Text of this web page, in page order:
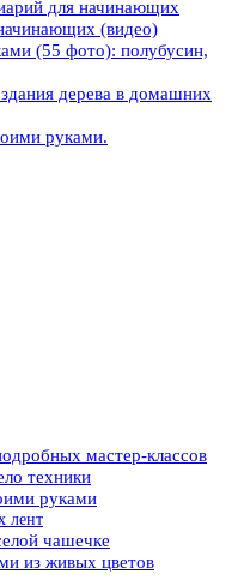
для начинающих
(видео)
(55 фото): полубусин,
дерева в домашних
руками.
мастер-классов
техники
руками
лент
чашечке
из живых цветов